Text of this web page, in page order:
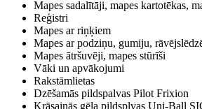
Mapes sadalītāji, mapes kartotēkas,
Reģistri
Mapes ar riņķiem
Mapes ar podziņu, gumiju,
Mapes ātršuvēji, mapes stūrīši
Vāki un apvākojumi
Rakstāmlietas
Dzēšamās pildspalvas Pilot Frixion
Krāsainās gēla pildsplvas Uni-Ball